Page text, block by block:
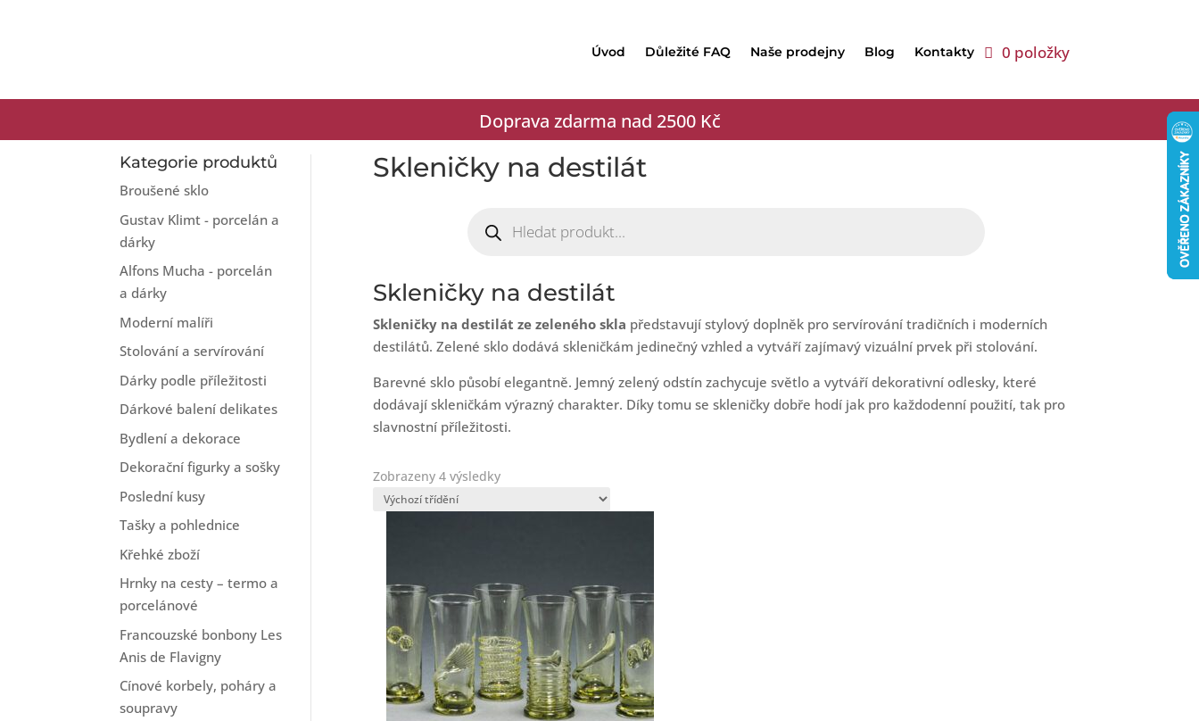
Úvod Důležité FAQ Naše prodejny Blog Kontakty 0 položky
Doprava zdarma nad 2500 Kč
Kategorie produktů
Broušené sklo
Gustav Klimt - porcelán a
dárky
Alfons Mucha - porcelán
a dárky
Moderní malíři
Stolování a servírování
Dárky podle příležitosti
Dárkové balení delikates
Bydlení a dekorace
Dekorační figurky a sošky
Poslední kusy
Tašky a pohlednice
Křehké zboží
Hrnky na cesty – termo a
porcelánové
Francouzské bonbony Les
Anis de Flavigny
Cínové korbely, poháry a
soupravy
Skleničky na destilát
search
Skleničky na destilát
Skleničky na destilát ze zeleného skla představují stylový doplněk pro servírování tradičních i moderních
destilátů. Zelené sklo dodává skleničkám jedinečný vzhled a vytváří zajímavý vizuální prvek při stolování.
Barevné sklo působí elegantně. Jemný zelený odstín zachycuje světlo a vytváří dekorativní odlesky, které
dodávají skleničkám výrazný charakter. Díky tomu se skleničky dobře hodí jak pro každodenní použití, tak pro
slavnostní příležitosti.
Zobrazeny 4 výsledky